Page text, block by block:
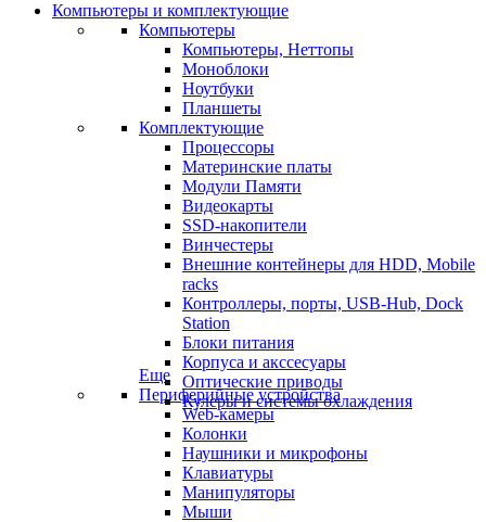
Компьютеры и комплектующие
Компьютеры
Компьютеры, Неттопы
Моноблоки
Ноутбуки
Планшеты
Комплектующие
Процессоры
Материнские платы
Модули Памяти
Видеокарты
SSD-накопители
Винчестеры
Внешние контейнеры для HDD, Mobile
racks
Контроллеры, порты, USB-Hub, Dock
Station
Блоки питания
Корпуса и акссесуары
Оптические приводы
Кулеры и системы охлаждения
Еще
Периферийные устройства
Web-камеры
Колонки
Наушники и микрофоны
Клавиатуры
Манипуляторы
Мыши